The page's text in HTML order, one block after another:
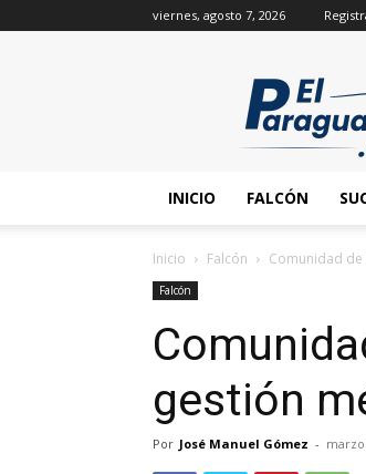
viernes, agosto 7, 2026
INICIO FALCÓN
Inicio Falcón Comunidad
Falcón
gestión
Por José Manuel Gómez - marzo